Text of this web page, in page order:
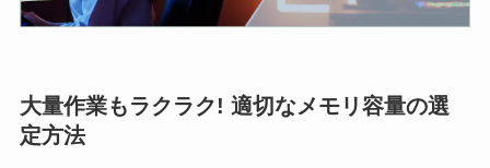
大量作業もラクラク! 適切なメモリ容量の選
定方法